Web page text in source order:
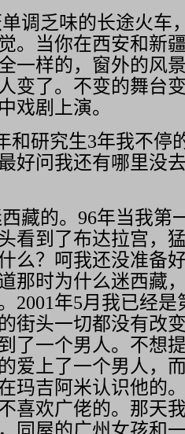
调乏味的长途火车
。当你在西安和新
一样的，窗外的风
变了。不变的舞台
戏剧上演。
和研究生3年我不停
好问我还有哪里没
藏的。96年当我第
看到了布达拉宫，
么？呵我还没准备
那时为什么迷西藏
2001年5月我已经
街头一切都没有改
了一个男人。不想
爱上了一个男人，
玛吉阿米认识他的
喜欢广佬的。那天